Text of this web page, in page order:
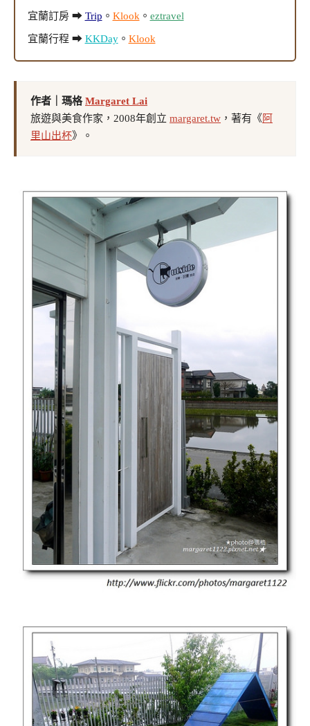
宜蘭訂房 ➡ Trip 。 Klook。 eztravel
宜蘭行程 ➡ KKDay。 Klook
作者｜瑪格Margaret Lai
旅遊與美食作家，2008年創立 margaret.tw ，著有《阿
里山出杯》。